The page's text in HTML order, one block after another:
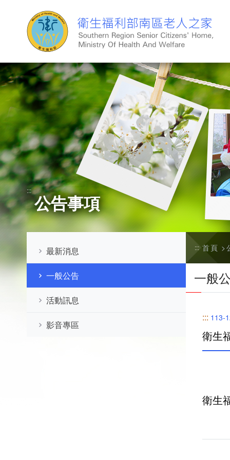
:::
公告事項
最新消息
一般公告
活動訊息
影音專區
::: 首頁
一般
::: 113-
衛生
衛生